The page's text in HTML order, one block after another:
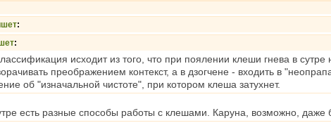
:
:
исходит из того, что при поялении клеши гнева в
преображением контекст, а в дзогчене - входить в
об "изначальной чистоте", при котором клеша затухнет.
есть разные способы работы с клешами. Каруна, возможно, даже